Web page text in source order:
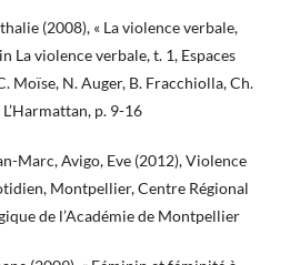
(2008), « La violence verbale,
La violence verbale, t. 1, Espaces
Moïse, N. Auger, B. Fracchiolla, Ch.
p. 9-16
Marc, Avigo, Eve (2012), Violence
Montpellier, Centre Régional
de l’Académie de Montpellier